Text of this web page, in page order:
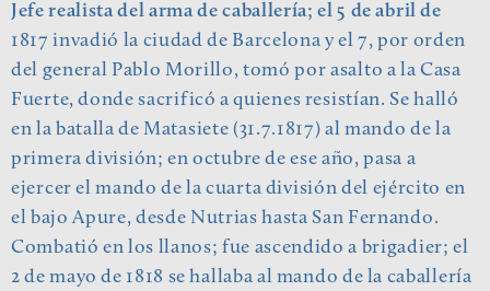
Jefe realista del arma de caballería; el 5 de abril de
1817 invadió la ciudad de Barcelona y el 7, por orden
del general Pablo Morillo, tomó por asalto a la Casa
Fuerte, donde sacrificó a quienes resistían. Se halló
en la batalla de Matasiete (31.7.1817) al mando de la
primera división; en octubre de ese año, pasa a
ejercer el mando de la cuarta división del ejército en
el bajo Apure, desde Nutrias hasta San Fernando.
Combatió en los llanos; fue ascendido a brigadier; el
2 de mayo de 1818 se hallaba al mando de la caballería